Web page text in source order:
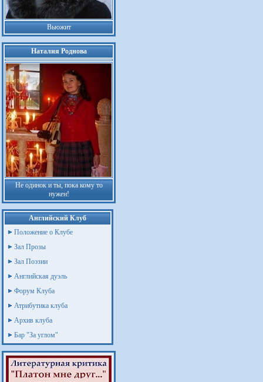
Вьюжит
Наталия Роднова
Не одинок и ты, пока кому то
нужен!
Английский Клуб
Положение о Клубе
Зал Прозы
Зал Поэзии
Английская дуэль
Форум Клуба
Атрибутика клуба
Архив клуба
Бар "За углом"